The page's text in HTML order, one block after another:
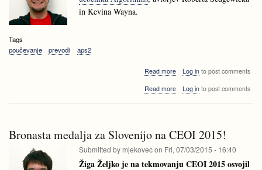
in Kevina Wayna.
Tags
poučevanje
prevodi aps2
Read moreabout
slovenske
knjige
Algorithms
Log into post comments
Read moreabout
strani
knjige
Log into post comments
Bronasta medalja za Slovenijo na CEOI 2015!
Submitted by mjekovecon Fri, 07/03/2015 - 16:40
Žiga Željko je na tekmovanju CEOI 2015 osvojil